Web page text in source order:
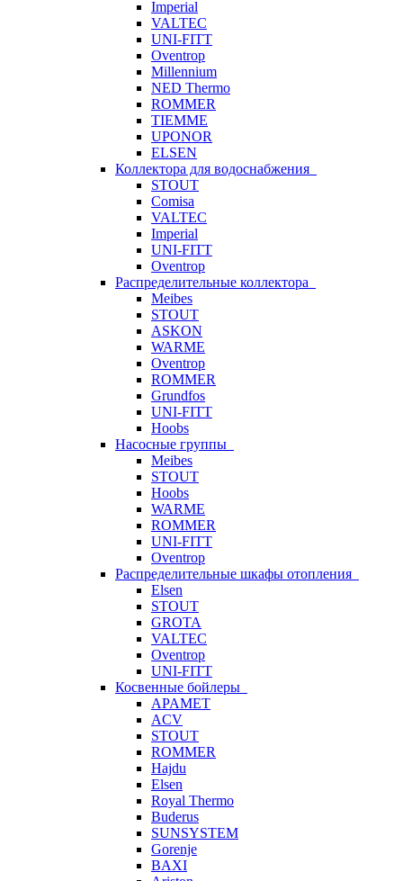
Imperial
VALTEC
UNI-FITT
Oventrop
Millennium
NED Thermo
ROMMER
TIEMME
UPONOR
ELSEN
Коллектора для водоснабжения
STOUT
Comisa
VALTEC
Imperial
UNI-FITT
Oventrop
Распределительные коллектора
Meibes
STOUT
ASKON
WARME
Oventrop
ROMMER
Grundfos
UNI-FITT
Hoobs
Насосные группы
Meibes
STOUT
Hoobs
WARME
ROMMER
UNI-FITT
Oventrop
Распределительные шкафы отопления
Elsen
STOUT
GROTA
VALTEC
Oventrop
UNI-FITT
Косвенные бойлеры
APAMET
ACV
STOUT
ROMMER
Hajdu
Elsen
Royal Thermo
Buderus
SUNSYSTEM
Gorenje
BAXI